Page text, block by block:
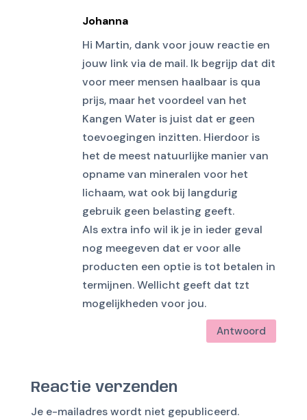
Johanna
Hi Martin, dank voor jouw reactie en
jouw link via de mail. Ik begrijp dat dit
voor meer mensen haalbaar is qua
prijs, maar het voordeel van het
Kangen Water is juist dat er geen
toevoegingen inzitten. Hierdoor is
het de meest natuurlijke manier van
opname van mineralen voor het
lichaam, wat ook bij langdurig
gebruik geen belasting geeft.
Als extra info wil ik je in ieder geval
nog meegeven dat er voor alle
producten een optie is tot betalen in
termijnen. Wellicht geeft dat tzt
mogelijkheden voor jou.
Antwoord
Reactie verzenden
Je e-mailadres wordt niet gepubliceerd.